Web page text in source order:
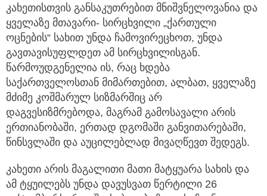
კახეთისთვის განსაკუთრებით მნიშვნელოვანია და
ყველაზე მთავარი- სირცხვილი „ქართული
ოცნების“ სახით უნდა ჩამოვირეცხოთ, უნდა
გავთავისუფლდეთ ამ სირცხვილისგან.
წარმოუდგენელია ის, რაც ხდება
საქართველოსთან მიმართებით, ალბათ, ყველაზე
მძიმე კოშმარულ სიზმარშიც არ
დაგვესიზმრებოდა, მაგრამ გამოსავალი არის
ერთიანობაში, ერთად დგომაში განვითარებაში,
წინსვლაში და აუცილებლად მივაღწევთ შედეგს.
კახეთი არის მაგალითი მათი მატყუარა სახის და
ამ ტყუილებს უნდა დავუსვათ წერტილი 26